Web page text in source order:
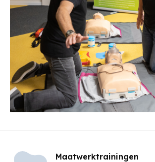
Maatwerktrainingen